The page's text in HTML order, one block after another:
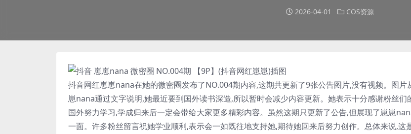
2026-04-01 COS资源
抖音网红崽崽nana在她的微密圈发布了NO.004期内容,这期共更新了9张公告图片,没有视频。图片
崽nana通过文字说明,她最近要到国外读书深造,所以暂时会减少内容更新。她表示十分感谢粉丝们
国外努力学习,学成归来后一定会带给大家更多精彩内容。虽然这期只更新了公告,但展现了崽崽
一面。许多粉丝留言祝她学业顺利,表示会一如既往地支持她,期待她回来后努力创作。总体来说,这